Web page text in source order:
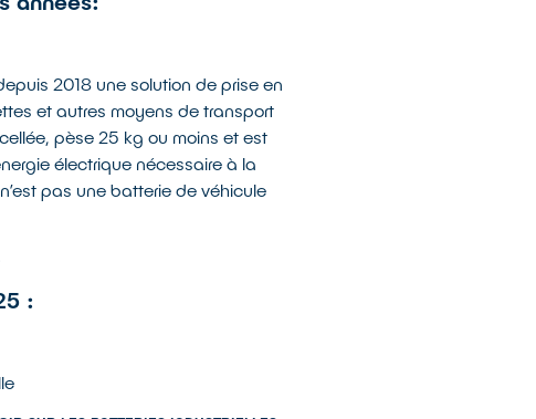
2018 une solution de prise en
et autres moyens de transport
pèse 25 kg ou moins et est
électrique nécessaire à la
pas une batterie de véhicule
: